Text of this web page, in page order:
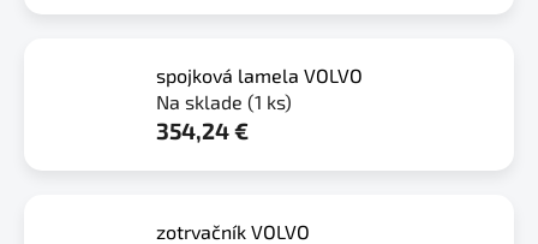
spojková lamela VOLVO
Na sklade (1 ks)
354,24 €
zotrvačník VOLVO